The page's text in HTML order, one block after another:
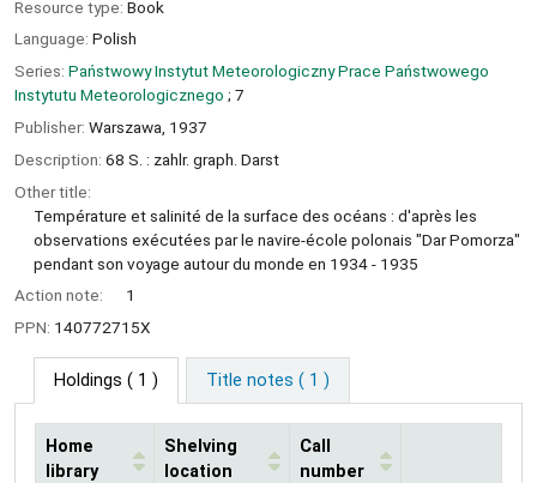
Resource type: Book
Language: Polish
Series: Państwowy Instytut Meteorologiczny Prace Państwowego
Instytutu Meteorologicznego ; 7
Publisher: Warszawa, 1937
Description: 68 S. : zahlr. graph. Darst
Other title:
Température et salinité de la surface des océans : d'après les
observations exécutées par le navire-école polonais "Dar Pomorza"
pendant son voyage autour du monde en 1934 - 1935
Action note:
1
PPN: 140772715X
Holdings ( 1 ) Title notes ( 1 )
Home
library
Shelving
location
Call
number